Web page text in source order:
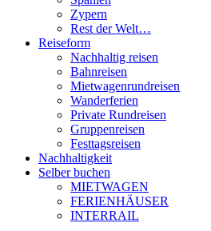
Zypern
Rest der Welt…
Reiseform
Nachhaltig reisen
Bahnreisen
Mietwagenrundreisen
Wanderferien
Private Rundreisen
Gruppenreisen
Festtagsreisen
Nachhaltigkeit
Selber buchen
MIETWAGEN
FERIENHÄUSER
INTERRAIL